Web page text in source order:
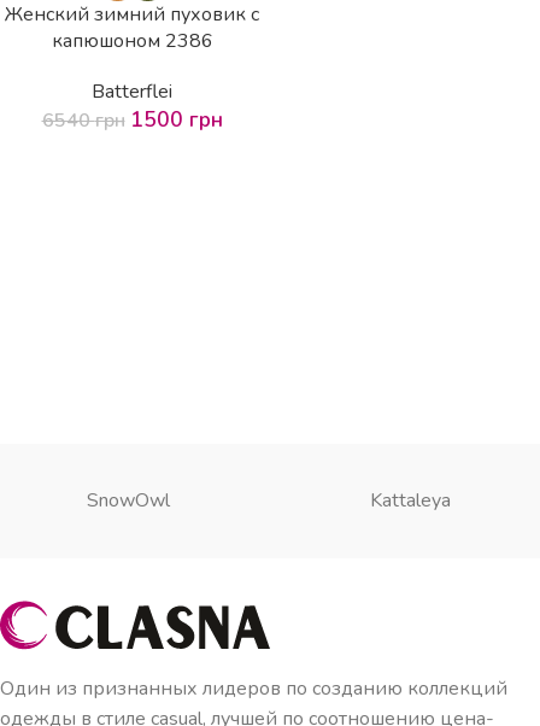
Женский зимний пуховик с
капюшоном 2386
Batterflei
6540грн 1500 грн
SnowOwl Kattaleya
Один из признанных лидеров по созданию коллекций
одежды в стиле casual, лучшей по соотношению цена-